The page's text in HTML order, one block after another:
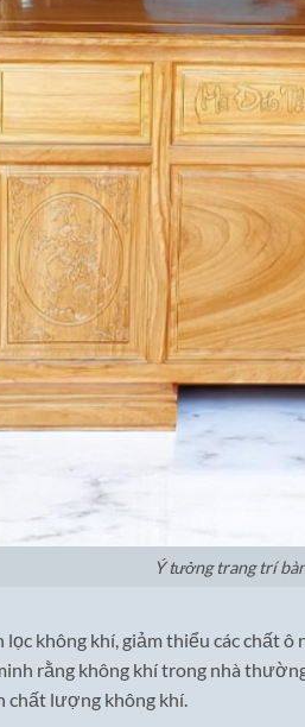
Ý tưởng trang trí
lọc không khí, giảm thiểu các chất
rằng không khí trong nhà
chất lượng không khí.